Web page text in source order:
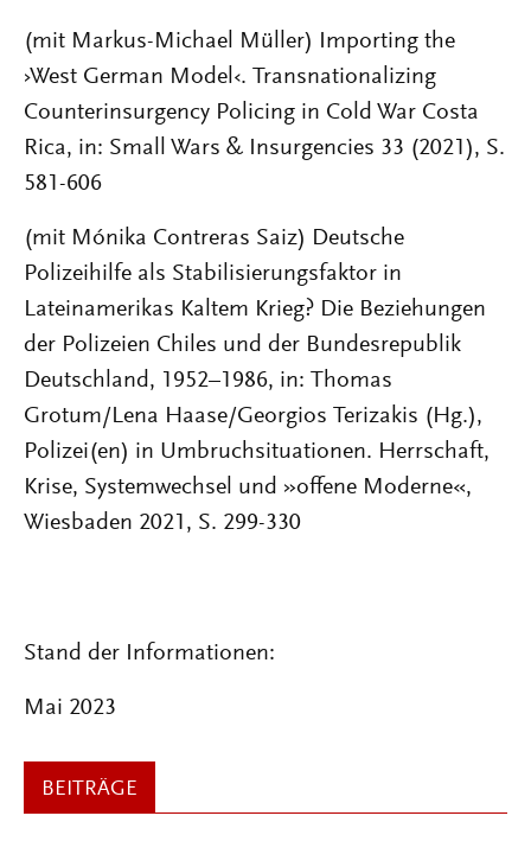
(mit Markus-Michael Müller) Importing the
›West German Model‹. Transnationalizing
Counterinsurgency Policing in Cold War Costa
Rica, in: Small Wars & Insurgencies 33 (2021), S.
581-606
(mit Mónika Contreras Saiz) Deutsche
Polizeihilfe als Stabilisierungsfaktor in
Lateinamerikas Kaltem Krieg? Die Beziehungen
der Polizeien Chiles und der Bundesrepublik
Deutschland, 1952–1986, in: Thomas
Grotum/Lena Haase/Georgios Terizakis (Hg.),
Polizei(en) in Umbruchsituationen. Herrschaft,
Krise, Systemwechsel und »offene Moderne«,
Wiesbaden 2021, S. 299-330
Stand der Informationen:
Mai 2023
BEITRÄGE